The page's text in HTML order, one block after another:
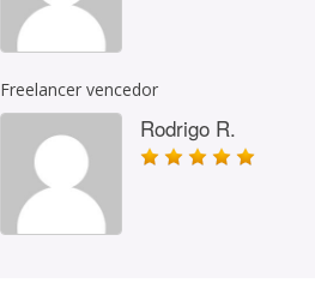
Freelancer vencedor
Rodrigo R.